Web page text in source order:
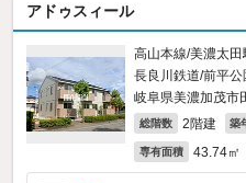
アドゥスィール
高山本線/美濃太
長良川鉄道/前平
岐阜県美濃加茂市
総階数 2階建 築
専有面積 43.74㎡